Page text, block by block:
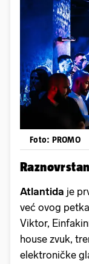
Foto: PROMO
Atlantida je
već ovog
Viktor,
house zvuk,
elektroničke